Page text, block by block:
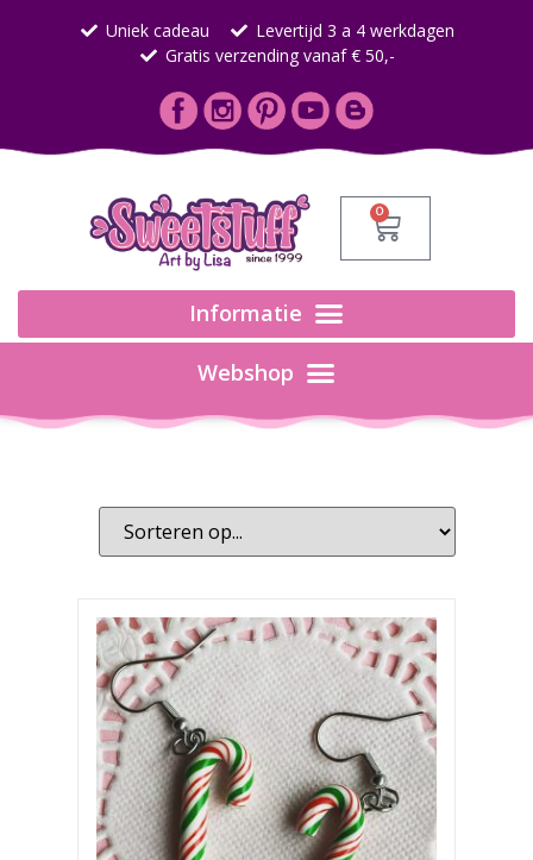
Uniek cadeau
Levertijd 3 a 4 werkdagen
Gratis verzending vanaf € 50,-
0